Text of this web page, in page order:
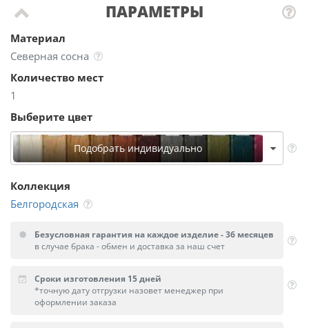
ПАРАМЕТРЫ
Материал
Северная сосна
Количество мест
1
Выберите цвет
Подобрать индивидуально
Коллекция
Белгородская
Безусловная гарантия на каждое изделие - 36 месяцев
в случае брака - обмен и доставка за наш счет
Сроки изготовления 15 дней
*точную дату отгрузки назовет менеджер при
оформлении заказа